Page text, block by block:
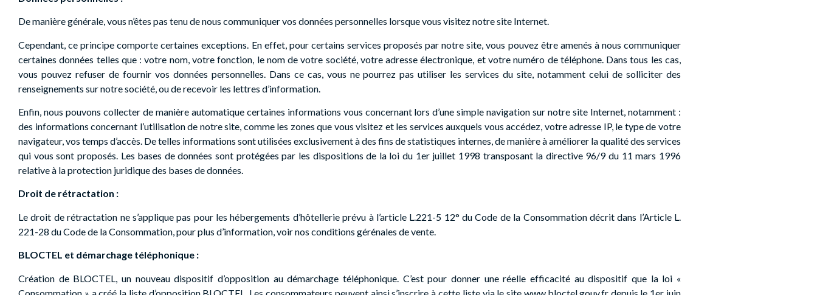
De manière générale, vous n’êtes pas tenu de nous communiquer vos données personnelles lorsque vous visitez notre site Internet.
Cependant, ce principe comporte certaines exceptions. En effet, pour certains services proposés par notre site, vous pouvez être amenés à nous communiquer
certaines données telles que : votre nom, votre fonction, le nom de votre société, votre adresse électronique, et votre numéro de téléphone. Dans tous les cas,
vous pouvez refuser de fournir vos données personnelles. Dans ce cas, vous ne pourrez pas utiliser les services du site, notamment celui de solliciter des
renseignements sur notre société, ou de recevoir les lettres d’information.
Enfin, nous pouvons collecter de manière automatique certaines informations vous concernant lors d’une simple navigation sur notre site Internet, notamment :
des informations concernant l’utilisation de notre site, comme les zones que vous visitez et les services auxquels vous accédez, votre adresse IP, le type de votre
navigateur, vos temps d’accès. De telles informations sont utilisées exclusivement à des fins de statistiques internes, de manière à améliorer la qualité des services
qui vous sont proposés. Les bases de données sont protégées par les dispositions de la loi du 1er juillet 1998 transposant la directive 96/9 du 11 mars 1996
relative à la protection juridique des bases de données.
Droit de rétractation :
Le droit de rétractation ne s’applique pas pour les hébergements d’hôtellerie prévu à l’article L.221-5 12° du Code de la Consommation décrit dans l’Article L.
221-28 du Code de la Consommation, pour plus d’information, voir nos conditions gérénales de vente.
BLOCTEL et démarchage téléphonique :
Création de BLOCTEL, un nouveau dispositif d’opposition au démarchage téléphonique. C’est pour donner une réelle efficacité au dispositif que la loi «
Consommation » a créé la liste d’opposition BLOCTEL. Les consommateurs peuvent ainsi s’inscrire à cette liste via le site www.bloctel.gouv.fr depuis le 1er juin